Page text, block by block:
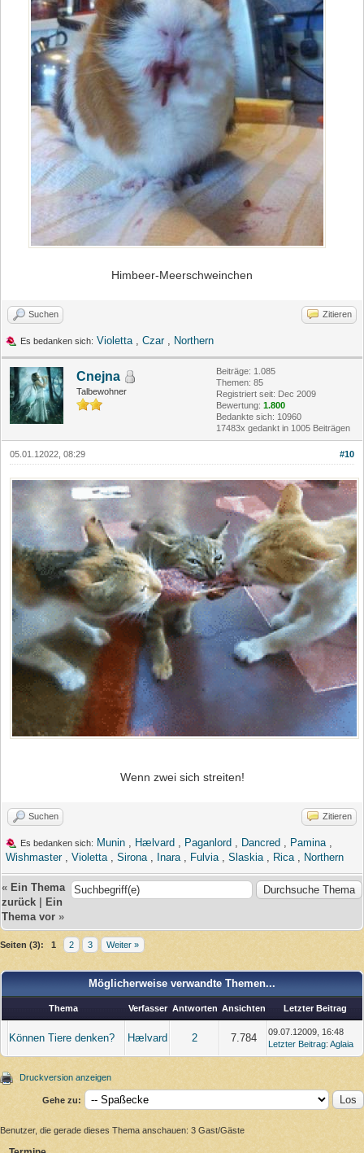
Himbeer-Meerschweinchen
Suchen Zitieren
Es bedanken sich: Violetta, Czar, Northern
Cnejna
Talbewohner
Beiträge: 1.085
Themen: 85
Registriert seit: Dec 2009
Bewertung: 1.800
Bedankte sich: 10960
17483x gedankt in 1005 Beiträgen
#10
05.01.12022, 08:29
Wenn zwei sich streiten!
Suchen Zitieren
Es bedanken sich: Munin , Hælvard , Paganlord , Dancred , Pamina,
Wishmaster, Violetta, Sirona, Inara, Fulvia, Slaskia, Rica, Northern
« Ein Thema
zurück
Ein
Thema vor »
Seiten (3): 1 2 3 Weiter »
Möglicherweise verwandte Themen...
Thema Verfasser Antworten Ansichten Letzter Beitrag
Können Tiere denken? Hælvard 2 7.784
09.07.12009, 16:48
Letzter Beitrag: Aglaia
Druckversion anzeigen
Gehe zu:
Benutzer, die gerade dieses Thema anschauen: 3 Gast/Gäste